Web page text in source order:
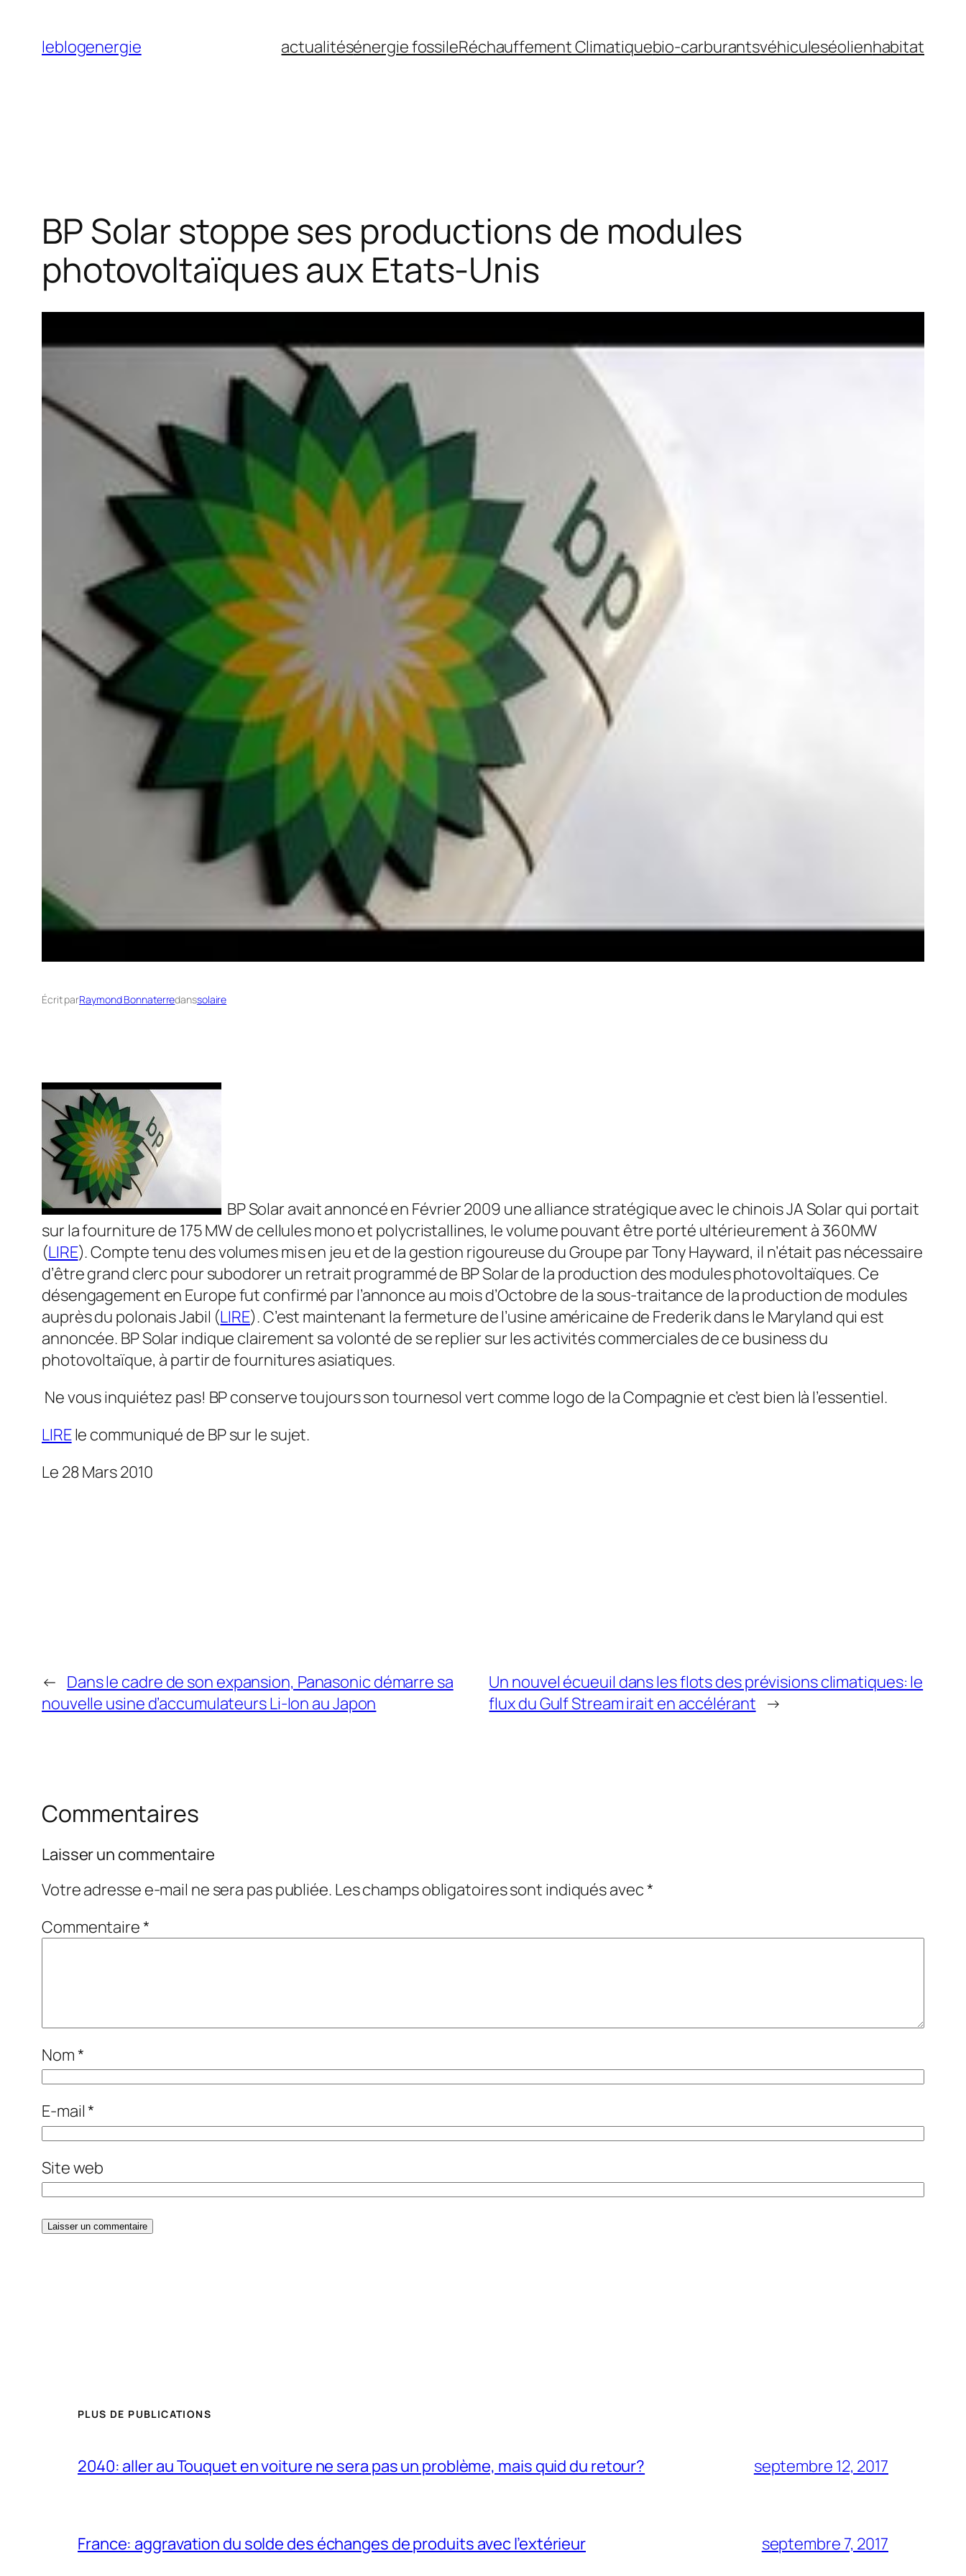
contenu
leblogenergie actualitésénergie fossileRéchauffement Climatiquebio-carburantsvéhiculeséolienhabitat
BP Solar stoppe ses productions de modules
photovoltaïques aux Etats-Unis
Écrit parRaymond Bonnaterredanssolaire
BP Solar avait annoncé en Février 2009 une alliance stratégique avec le chinois JA Solar qui portait
sur la fourniture de 175 MW de cellules mono et polycristallines, le volume pouvant être porté ultérieurement à 360MW
(LIRE). Compte tenu des volumes mis en jeu et de la gestion rigoureuse du Groupe par Tony Hayward, il n’était pas nécessaire
d’être grand clerc pour subodorer un retrait programmé de BP Solar de la production des modules photovoltaïques. Ce
désengagement en Europe fut confirmé par l’annonce au mois d’Octobre de la sous-traitance de la production de modules
auprès du polonais Jabil (LIRE). C’est maintenant la fermeture de l’usine américaine de Frederik dans le Maryland qui est
annoncée. BP Solar indique clairement sa volonté de se replier sur les activités commerciales de ce business du
photovoltaïque, à partir de fournitures asiatiques.
Ne vous inquiétez pas! BP conserve toujours son tournesol vert comme logo de la Compagnie et c’est bien là l’essentiel.
LIREle communiqué de BP sur le sujet.
Le 28 Mars 2010
← Dans le cadre de son expansion, Panasonic démarre sa
nouvelle usine d’accumulateurs Li-Ion au Japon
Un nouvel écueuil dans les flots des prévisions climatiques: le
flux du Gulf Stream irait en accélérant →
Commentaires
Laisser un commentaire
Votre adresse e-mail ne sera pas publiée. Les champs obligatoires sont indiqués avec*
Commentaire*
Nom*
E-mail*
Site web
PLUS DE PUBLICATIONS
2040: aller au Touquet en voiture ne sera pas un problème, mais quid du retour? septembre 12, 2017
France: aggravation du solde des échanges de produits avec l’extérieur septembre 7, 2017